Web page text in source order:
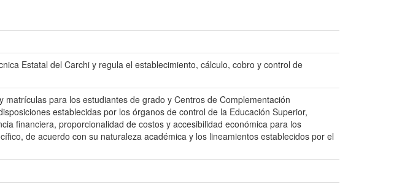
Estatal del Carchi y regula el establecimiento, cálculo, cobro y control de
para los estudiantes de grado y Centros de Complementación
establecidas por los órganos de control de la Educación Superior,
financiera, proporcionalidad de costos y accesibilidad económica para los
de acuerdo con su naturaleza académica y los lineamientos establecidos por el